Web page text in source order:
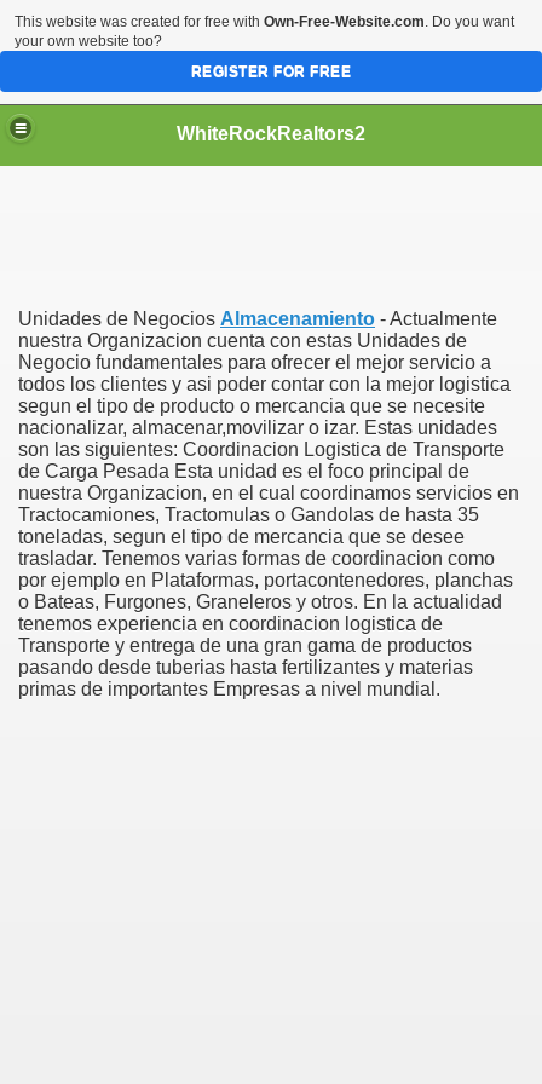
WhiteRockRealtors2
Unidades de Negocios Almacenamiento - Actualmente
nuestra Organizacion cuenta con estas Unidades de
Negocio fundamentales para ofrecer el mejor servicio a
todos los clientes y asi poder contar con la mejor logistica
segun el tipo de producto o mercancia que se necesite
nacionalizar, almacenar,movilizar o izar. Estas unidades
son las siguientes: Coordinacion Logistica de Transporte
de Carga Pesada Esta unidad es el foco principal de
nuestra Organizacion, en el cual coordinamos servicios en
Tractocamiones, Tractomulas o Gandolas de hasta 35
toneladas, segun el tipo de mercancia que se desee
trasladar. Tenemos varias formas de coordinacion como
por ejemplo en Plataformas, portacontenedores, planchas
o Bateas, Furgones, Graneleros y otros. En la actualidad
tenemos experiencia en coordinacion logistica de
Transporte y entrega de una gran gama de productos
pasando desde tuberias hasta fertilizantes y materias
primas de importantes Empresas a nivel mundial.
This website was created for free with Own-Free-Website.com. Do you want
your own website too?
REGISTER FOR FREE